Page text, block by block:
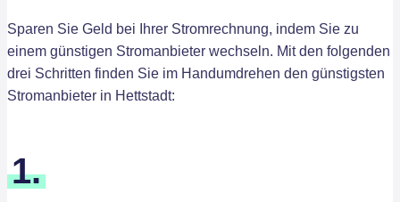
Sparen Sie Geld bei Ihrer Stromrechnung, indem Sie zu
einem günstigen Stromanbieter wechseln. Mit den folgenden
drei Schritten finden Sie im Handumdrehen den günstigsten
Stromanbieter in Hettstadt:
1.